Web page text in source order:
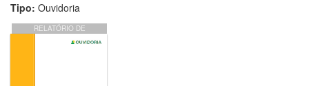
Tipo: Ouvidoria
RELATÓRIO DE
OUVIDORIA – EXERCÍCIO